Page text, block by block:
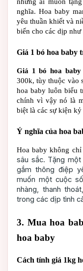
nghĩa. Hoa baby
yêu thuần khiết và
biến cho các dịp
Giá 1 bó hoa baby
Giá 1 bó hoa
300k, tùy thuộc vào
hoa baby luôn biểu
chính vì vậy nó là
biệt là các sự kiện
Ý nghĩa của hoa
Hoa baby không
sâu sắc. Tặng một
gắm thông điệp
muốn một cuộc
nhàng, thanh
trong các dịp tình
3. Mua hoa
hoa baby
Cách tính giá 1kg